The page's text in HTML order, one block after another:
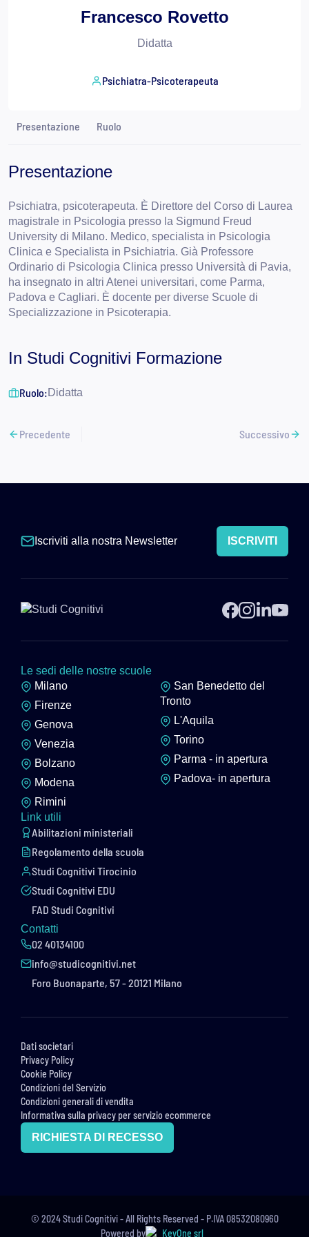
Francesco Rovetto
Didatta
Psichiatra-Psicoterapeuta
Presentazione Ruolo
Presentazione
Psichiatra, psicoterapeuta. È Direttore del Corso di Laurea
magistrale in Psicologia presso la Sigmund Freud
University di Milano. Medico, specialista in Psicologia
Clinica e Specialista in Psichiatria. Già Professore
Ordinario di Psicologia Clinica presso Università di Pavia,
ha insegnato in altri Atenei universitari, come Parma,
Padova e Cagliari. È docente per diverse Scuole di
Specializzazione in Psicoterapia.
In Studi Cognitivi Formazione
Ruolo:Didatta
Precedente Successivo
Iscriviti alla nostra Newsletter ISCRIVITI
Le sedi delle nostre scuole
Milano
Firenze
Genova
Venezia
Bolzano
Modena
Rimini
San Benedetto del
Tronto
L'Aquila
Torino
Parma - in apertura
Padova- in apertura
Link utili
Abilitazioni ministeriali
Regolamento della scuola
Studi Cognitivi Tirocinio
Studi Cognitivi EDU
FAD Studi Cognitivi
Contatti
02 40134100
info@studicognitivi.net
Foro Buonaparte, 57 - 20121 Milano
Dati societari
Privacy Policy
Cookie Policy
Condizioni del Servizio
Condizioni generali di vendita
Informativa sulla privacy per servizio ecommerce
RICHIESTA DI RECESSO
Powered by
© 2024 Studi Cognitivi - All Rights Reserved - P.IVA 08532080960